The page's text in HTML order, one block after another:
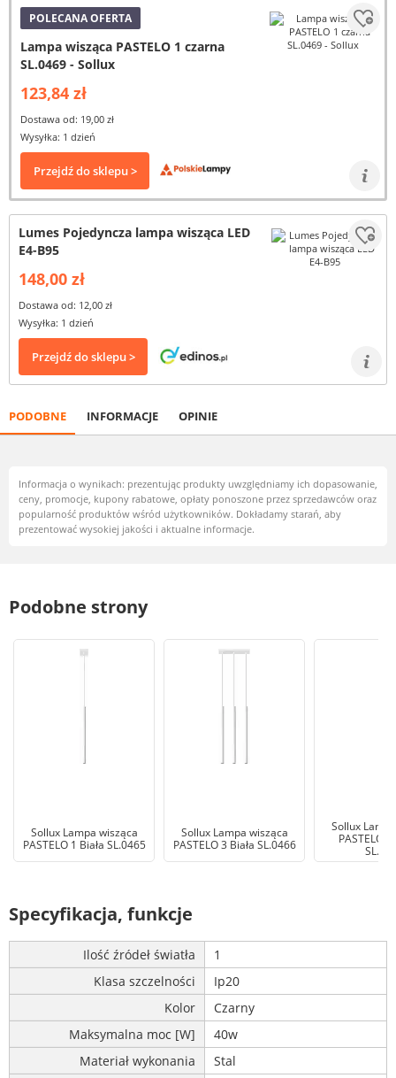
POLECANA OFERTA
Lampa wisząca PASTELO 1 czarna
SL.0469 - Sollux
123,84 zł
Dostawa od: 19,00 zł
Wysyłka: 1 dzień
Przejdź do sklepu >
Lumes Pojedyncza lampa wisząca LED
E4-B95
148,00 zł
Dostawa od: 12,00 zł
Wysyłka: 1 dzień
Przejdź do sklepu >
PODOBNE INFORMACJE OPINIE
Informacja o wynikach: prezentując produkty uwzględniamy ich dopasowanie,
ceny, promocje, kupony rabatowe, opłaty ponoszone przez sprzedawców oraz
popularność produktów wśród użytkowników. Dokładamy starań, aby
prezentować wysokiej jakości i aktualne informacje.
Podobne strony
Sollux Lampa wisząca
PASTELO 1 Biała SL.0465
Sollux Lampa wisząca
PASTELO 3 Biała SL.0466
Sollux
PASTELO
Specyfikacja, funkcje
Ilość źródeł światła
1
Klasa szczelności
Ip20
Kolor
Czarny
Maksymalna moc [W]
40w
Materiał wykonania
Stal